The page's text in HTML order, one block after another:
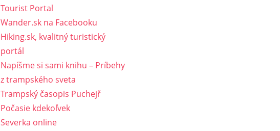
Tourist Portal
Wander.sk na Facebooku
Hiking.sk, kvalitný turistický
portál
Napíšme si sami knihu – Príbehy
z trampského sveta
Trampský časopis Puchejř
Počasie kdekoľvek
Severka online